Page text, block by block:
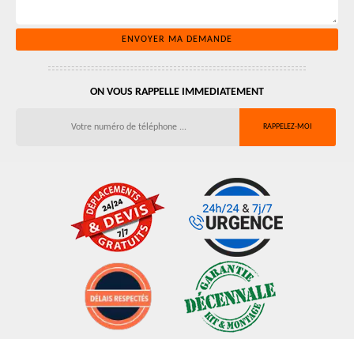
ON VOUS RAPPELLE IMMEDIATEMENT